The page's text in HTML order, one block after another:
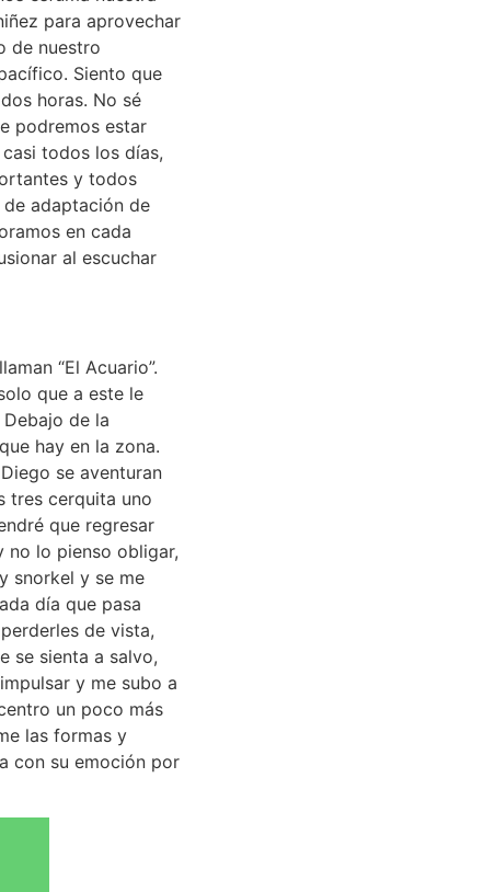
para aprovechar
de nuestro
Siento que
horas. No sé
podremos estar
todos los días,
y todos
adaptación de
en cada
al escuchar
“El Acuario”.
que a este le
de la
hay en la zona.
se aventuran
tres cerquita uno
que regresar
no lo pienso obligar,
snorkel y se me
día que pasa
de vista,
se sienta a salvo,
y me subo a
un poco más
las formas y
con su emoción por